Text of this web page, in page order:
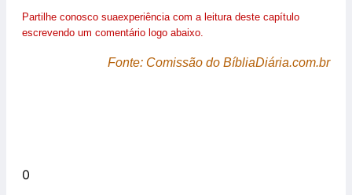
Partilhe conosco suaexperiência com a leitura deste capítulo
escrevendo um comentário logo abaixo.
Fonte: Comissão do BíbliaDiária.com.br
0